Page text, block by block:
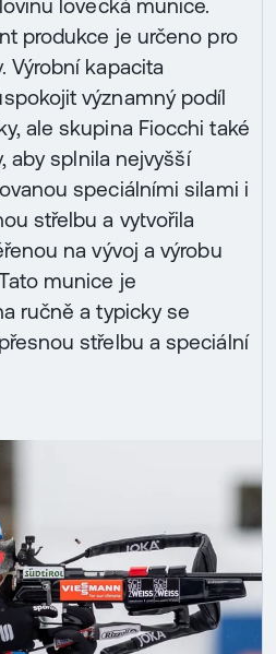
lovecká munice.
produkce je určeno pro
Výrobní kapacita
významný podíl
ale skupina Fiocchi také
aby splnila nejvyšší
speciálními silami i
střelbu a vytvořila
na vývoj a výrobu
munice je
ručně a typicky se
střelbu a speciální